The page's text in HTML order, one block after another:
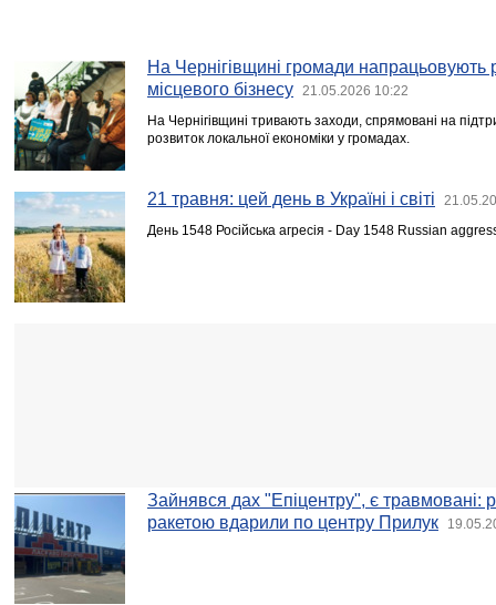
На Чернігівщині громади напрацьовують
місцевого бізнесу
21.05.2026 10:22
На Чернігівщині тривають заходи, спрямовані на
розвиток локальної економіки у громадах.
21 травня: цей день в Україні і світі
День 1548 Російська агресія - Day 1548 Russian
Зайнявся дах "Епіцентру", є травмовані:
ракетою вдарили по центру Прилук